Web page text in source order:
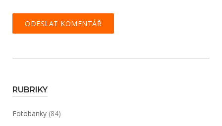
RUBRIKY
Fotobanky (84)